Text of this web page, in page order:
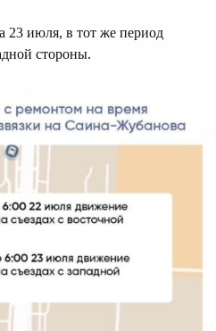
23 июля, в тот же период
стороны.